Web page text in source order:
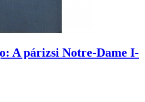
A párizsi Notre-Dame I-